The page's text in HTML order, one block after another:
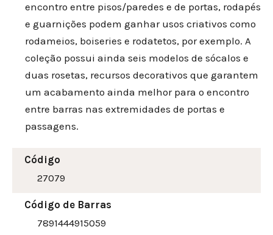
encontro entre pisos/paredes e de portas, rodapés
e guarnições podem ganhar usos criativos como
rodameios, boiseries e rodatetos, por exemplo. A
coleção possui ainda seis modelos de sócalos e
duas rosetas, recursos decorativos que garantem
um acabamento ainda melhor para o encontro
entre barras nas extremidades de portas e
passagens.
Código
27079
Código de Barras
7891444915059